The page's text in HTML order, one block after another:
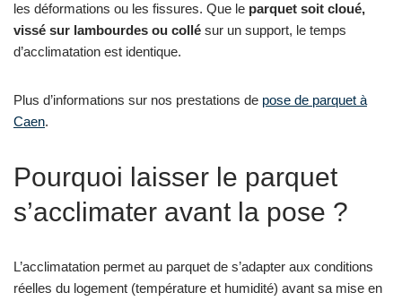
les déformations ou les fissures. Que le parquet soit cloué,
vissé sur lambourdes ou collé sur un support, le temps
d’acclimatation est identique.
Plus d’informations sur nos prestations de pose de parquet à
Caen.
Pourquoi laisser le parquet
s’acclimater avant la pose ?
L’acclimatation permet au parquet de s’adapter aux conditions
réelles du logement (température et humidité) avant sa mise en